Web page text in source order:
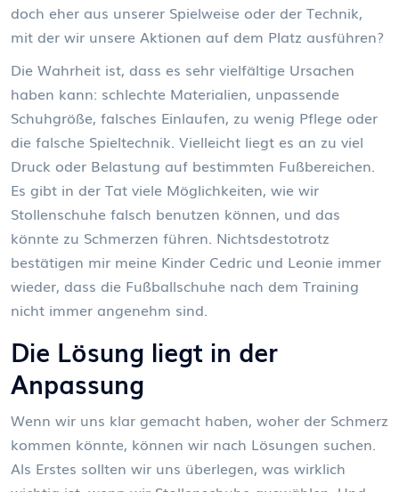
doch eher aus unserer Spielweise oder der Technik,
mit der wir unsere Aktionen auf dem Platz ausführen?
Die Wahrheit ist, dass es sehr vielfältige Ursachen
haben kann: schlechte Materialien, unpassende
Schuhgröße, falsches Einlaufen, zu wenig Pflege oder
die falsche Spieltechnik. Vielleicht liegt es an zu viel
Druck oder Belastung auf bestimmten Fußbereichen.
Es gibt in der Tat viele Möglichkeiten, wie wir
Stollenschuhe falsch benutzen können, und das
könnte zu Schmerzen führen. Nichtsdestotrotz
bestätigen mir meine Kinder Cedric und Leonie immer
wieder, dass die Fußballschuhe nach dem Training
nicht immer angenehm sind.
Die Lösung liegt in der
Anpassung
Wenn wir uns klar gemacht haben, woher der Schmerz
kommen könnte, können wir nach Lösungen suchen.
Als Erstes sollten wir uns überlegen, was wirklich